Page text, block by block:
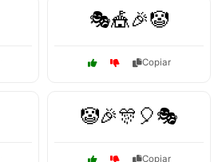
🎭🎪🎉🤡
Copiar
🤡🎉🎊🎈🎭
Copiar